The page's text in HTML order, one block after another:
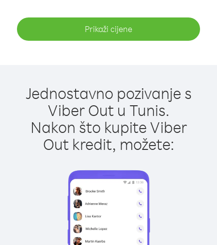
Prikaži cijene
Jednostavno pozivanje s
Viber Out u Tunis.
Nakon što kupite Viber
Out kredit, možete: